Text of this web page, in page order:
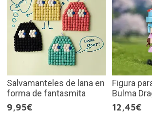
Salvamanteles de lana en
forma de fantasmita
9,95€
Figura
Bulma
12,45€